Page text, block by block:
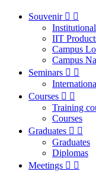
Souvenir  
IIT
Campus
Campus
Seminars  
Courses  
Training
Courses
Graduates  
Graduates
Diplomas
Meetings  